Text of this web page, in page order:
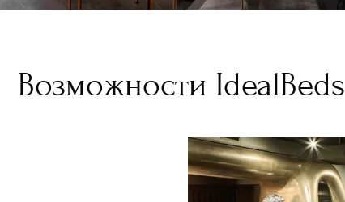
Возможности IdealBeds